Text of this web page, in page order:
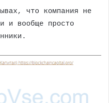
что компания не
и вообще просто